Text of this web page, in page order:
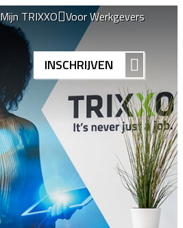
Mijn TRIXXO Voor Werkgevers
INSCHRIJVEN